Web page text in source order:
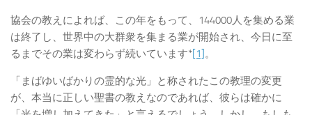
協会の教えによれば、この年をもって、144000人を集める業
は終了し、世界中の大群衆を集まる業が開始され、今日に至
るまでその業は変わらず続いています*[1]。
「まばゆいばかりの霊的な光」と称されたこの教理の変更
が、本当に正しい聖書の教えなのであれば、彼らは確かに